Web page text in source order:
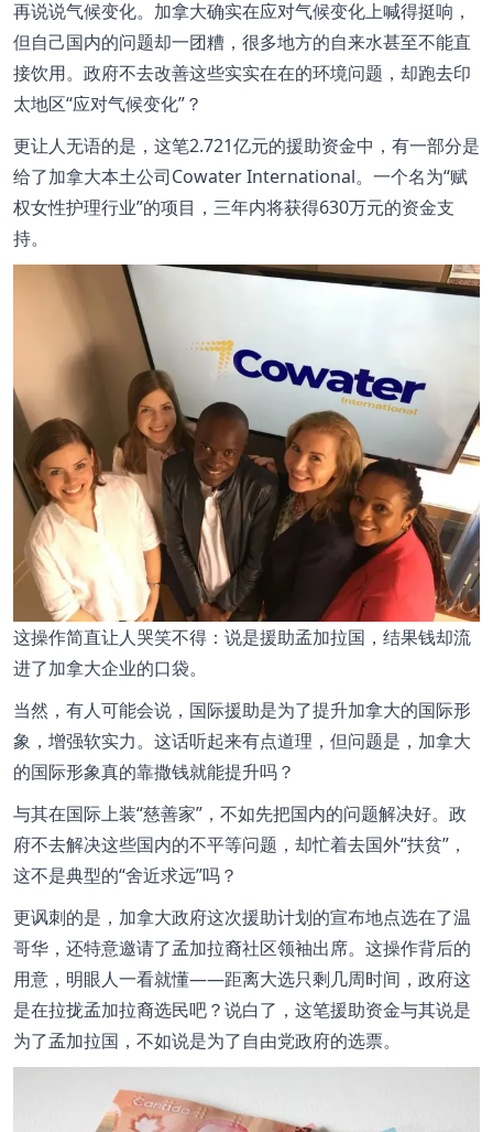
再说说气候变化。加拿大确实在应对气候变化上喊得挺响，
但自己国内的问题却一团糟，很多地方的自来水甚至不能直
接饮用。政府不去改善这些实实在在的环境问题，却跑去印
太地区“应对气候变化”？
更让人无语的是，这笔2.721亿元的援助资金中，有一部分是
给了加拿大本土公司Cowater International。一个名为“赋
权女性护理行业”的项目，三年内将获得630万元的资金支
持。
这操作简直让人哭笑不得：说是援助孟加拉国，结果钱却流
进了加拿大企业的口袋。
当然，有人可能会说，国际援助是为了提升加拿大的国际形
象，增强软实力。这话听起来有点道理，但问题是，加拿大
的国际形象真的靠撒钱就能提升吗？
与其在国际上装“慈善家”，不如先把国内的问题解决好。政
府不去解决这些国内的不平等问题，却忙着去国外“扶贫”，
这不是典型的“舍近求远”吗？
更讽刺的是，加拿大政府这次援助计划的宣布地点选在了温
哥华，还特意邀请了孟加拉裔社区领袖出席。这操作背后的
用意，明眼人一看就懂——距离大选只剩几周时间，政府这
是在拉拢孟加拉裔选民吧？说白了，这笔援助资金与其说是
为了孟加拉国，不如说是为了自由党政府的选票。